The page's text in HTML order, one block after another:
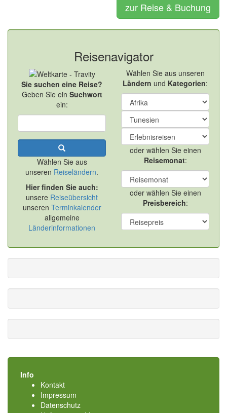
zur Reise & Buchung
Reisenavigator
Sie suchen eine Reise?
Geben Sie ein Suchwort
ein:
Wählen Sie aus
unseren Reiseländern.
Hier finden Sie auch:
unsere Reiseübersicht
unseren Terminkalender
allgemeine
Länderinformationen
Wählen Sie aus unseren
Ländern und Kategorien:
oder wählen Sie einen
Reisemonat:
oder wählen Sie einen
Preisbereich:
Info
Kontakt
Impressum
Datenschutz